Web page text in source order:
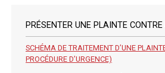
PRÉSENTER UNE PLAINTE
SCHÉMA DE TRAITEMENT D’UNE
PROCÉDURE D’URGENCE)